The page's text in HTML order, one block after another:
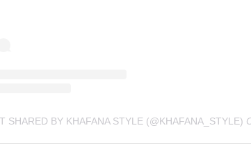
SHARED BY KHAFANA STYLE (@KHAFANA_STYLE)